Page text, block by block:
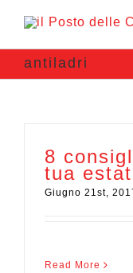
antiladri
8
tua
Giugno 21st,
Read More